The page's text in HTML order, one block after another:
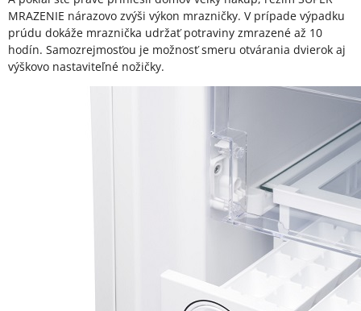
MRAZENIE nárazovo zvýši výkon mrazničky. V prípade výpadku
prúdu dokáže mraznička udržať potraviny zmrazené až 10
hodín. Samozrejmosťou je možnosť smeru otvárania dvierok aj
výškovo nastaviteľné nožičky.